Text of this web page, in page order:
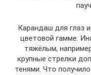
Карандаш для глаз
цветовой гамме.
тяжёлым,
крупные стрелки
тенями. Что